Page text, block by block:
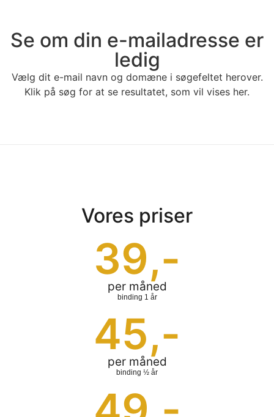
Se om din e-mailadresse er
ledig
Vælg dit e-mail navn og domæne i søgefeltet herover.
Klik på søg for at se resultatet, som vil vises her.
Vores priser
per måned
39,-
binding 1 år
per måned
45,-
binding ½ år